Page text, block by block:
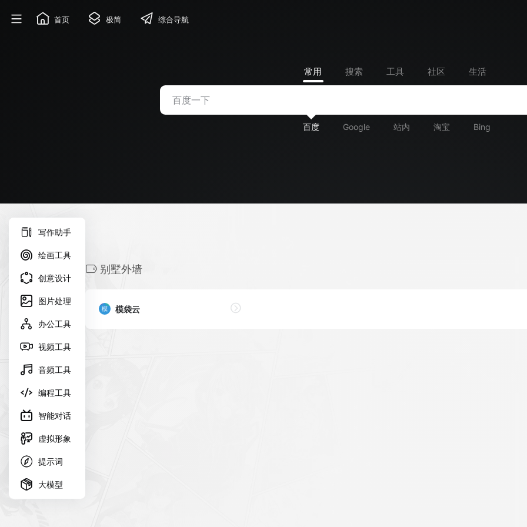
首页 极简 综合导航
常用 搜索 工具 社区 生活
百度 Google 站内 淘宝 Bing
写作助手
绘画工具
创意设计
图片处理
办公工具
视频工具
音频工具
编程工具
智能对话
虚拟形象
提示词
大模型
别墅外墙
模袋云